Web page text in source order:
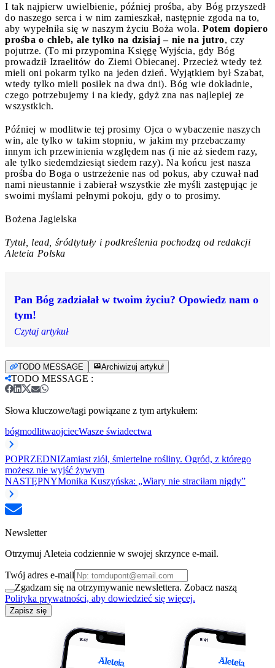
I tak najpierw uwielbienie, później prośba, aby Bóg przyszedł
do naszego serca i w nim zamieszkał, następnie zgoda na to,
aby wypełniła się w naszym życiu Boża wola. Potem dopiero
prośba o chleb, ale tylko na dzisiaj – nie na jutro, czy
pojutrze. (To mi przypomina Księgę Wyjścia, gdy Bóg
prowadził Izraelitów do Ziemi Obiecanej. Przecież wtedy też
mieli oni pokarm tylko na jeden dzień. Wyjątkiem był Szabat,
wtedy tylko mieli posiłek na dwa dni). Bóg wie dokładnie,
czego potrzebujemy i na kiedy, gdyż zna nas najlepiej ze
wszystkich.
Później w modlitwie tej prosimy Ojca o wybaczenie naszych
win, ale tylko w takim stopniu, w jakim my przebaczamy
innym ich przewinienia względem nas (i nie aż siedem razy,
ale tylko siedemdziesiąt siedem razy). Na końcu jest nasza
prośba do Boga o ustrzeżenie nas od pokus, aby czuwał nad
nami nieustannie i zabierał wszystkie złe myśli zastępując je
swoimi myślami pełnymi pokoju, gdy o to prosimy.
Bożena Jagielska
Tytuł, lead, śródtytuły i podkreślenia pochodzą od redakcji
Aleteia Polska
Pan Bóg zadziałał w twoim życiu? Opowiedz nam o
tym!
Czytaj artykuł
TODO MESSAGE Archiwizuj artykuł
TODO MESSAGE :
Słowa kluczowe/tagi powiązane z tym artykułem:
bógmodlitwaojciecWasze świadectwa
POPRZEDNIZamiast ziół, śmiertelne rośliny. Ogród, z którego
możesz nie wyjść żywym
NASTĘPNYMonika Kuszyńska: „Wiary nie straciłam nigdy”
Newsletter
Otrzymuj Aleteia codziennie w swojej skrzynce e-mail.
Twój adres e-mail
Zgadzam się na otrzymywanie newslettera. Zobacz naszą
Polityka prywatności, aby dowiedzieć się więcej.
Zapisz się